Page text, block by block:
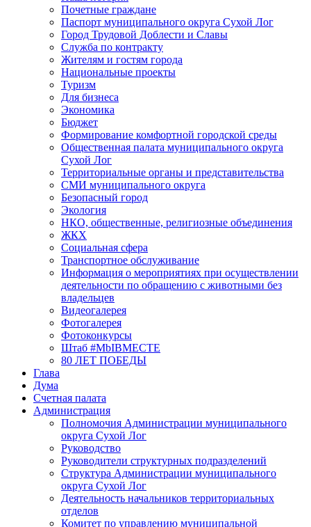
Почетные граждане
Паспорт муниципального округа Сухой Лог
Город Трудовой Доблести и Славы
Служба по контракту
Жителям и гостям города
Национальные проекты
Туризм
Для бизнеса
Экономика
Бюджет
Формирование комфортной городской среды
Общественная палата муниципального округа
Сухой Лог
Территориальные органы и представительства
СМИ муниципального округа
Безопасный город
Экология
НКО, общественные, религиозные объединения
ЖКХ
Социальная сфера
Транспортное обслуживание
Информация о мероприятиях при осуществлении
деятельности по обращению с животными без
владельцев
Видеогалерея
Фотогалерея
Фотоконкурсы
Штаб #MbIBMECTE
80 ЛЕТ ПОБЕДЫ
Глава
Дума
Счетная палата
Администрация
Полномочия Администрации муниципального
округа Сухой Лог
Руководство
Руководители структурных подразделений
Структура Администрации муниципального
округа Сухой Лог
Деятельность начальников территориальных
отделов
Комитет по управлению муниципальной